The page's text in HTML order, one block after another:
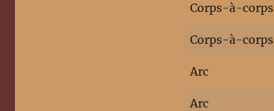
Corps-à-corps
Corps-à-corps
Arc
Arc